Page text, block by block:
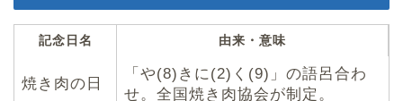
記念日名 由来・意味
焼き肉の日
「や(8)きに(2)く(9)」の語呂合わ
せ。全国焼き肉協会が制定。